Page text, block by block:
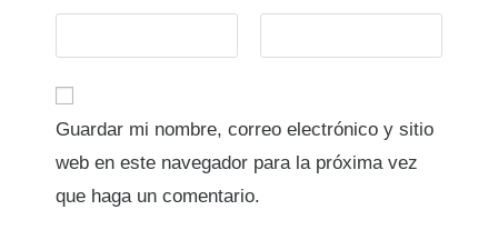
Guardar mi nombre, correo electrónico y sitio
web en este navegador para la próxima vez
que haga un comentario.